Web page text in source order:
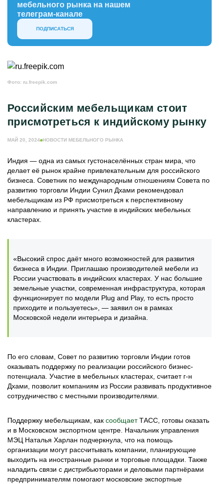
мебельного рынка на нашем
телеграм-канале
ПОДПИСАТЬСЯ
Фото: ru.freepik.com
Российским мебельщикам стоит
присмотреться к индийскому рынку
МАЙ 20, 2024 НОВОСТИ МЕБЕЛЬНОГО РЫНКА
Индия — одна из самых густонаселённых стран мира, что
делает её рынок крайне привлекательным для российского
бизнеса. Советник по международным отношениям Совета по
развитию торговли Индии Сунил Дхами рекомендовал
мебельщикам из РФ присмотреться к перспективному
направлению и принять участие в индийских мебельных
кластерах.
«Высокий спрос даёт много возможностей для развития
бизнеса в Индии. Приглашаю производителей мебели из
России участвовать в индийских кластерах. У нас большие
земельные участки, современная инфраструктура, которая
функционирует по модели Plug and Play, то есть просто
приходите и пользуетесь», — заявил он в рамках
Московской недели интерьера и дизайна.
По его словам, Совет по развитию торговли Индии готов
оказывать поддержку по реализации российского бизнес-
потенциала. Участие в мебельных кластерах, считает г-н
Дхами, позволит компаниям из России развивать продуктивное
сотрудничество с местными производителями.
Поддержку мебельщикам, как сообщаетТАСС, готовы оказать
и в Московском экспортном центре. Начальник управления
МЭЦ Наталья Харлан подчеркнула, что на помощь
организации могут рассчитывать компании, планирующие
выходить на иностранные рынки и торговые площадки. Также
наладить связи с дистрибьюторами и деловыми партнёрами
предпринимателям помогают московские экспортные